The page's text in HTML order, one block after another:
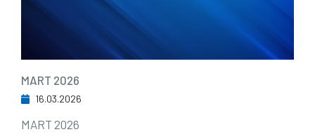
MART 2026
16.03.2026
MART 2026